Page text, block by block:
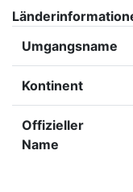
Umgangsname
Kontinent
Offizieller
Name